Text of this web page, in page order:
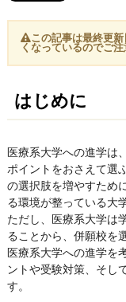
この記事は最終更
くなっているのでご注
はじめに
医療系大学への進学は
ポイントをおさえて選
の選択肢を増やすため
る環境が整っている大
ただし、医療系大学は
ることから、併願校を
医療系大学への進学を
ントや受験対策、そし
す。